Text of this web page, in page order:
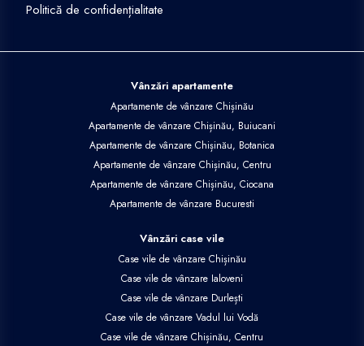
Politică de confidențialitate
Vânzări apartamente
Apartamente de vânzare Chișinău
Apartamente de vânzare Chișinău, Buiucani
Apartamente de vânzare Chișinău, Botanica
Apartamente de vânzare Chișinău, Centru
Apartamente de vânzare Chișinău, Ciocana
Apartamente de vânzare Bucuresti
Vânzări case vile
Case vile de vânzare Chișinău
Case vile de vânzare Ialoveni
Case vile de vânzare Durlești
Case vile de vânzare Vadul lui Vodă
Case vile de vânzare Chișinău, Centru